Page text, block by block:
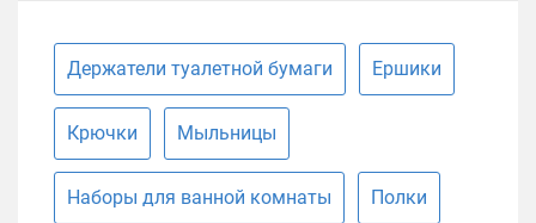
Держатели туалетной бумаги Ершики
Крючки Мыльницы
Наборы для ванной комнаты Полки